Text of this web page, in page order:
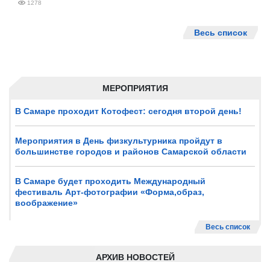
МЕРОПРИЯТИЯ
В Самаре проходит Котофест: сегодня второй день!
Мероприятия в День физкультурника пройдут в
большинстве городов и районов Самарской области
В Самаре будет проходить Международный
фестиваль Арт-фотографии «Форма,образ,
воображение»
Весь список
АРХИВ НОВОСТЕЙ
1278
Весь список